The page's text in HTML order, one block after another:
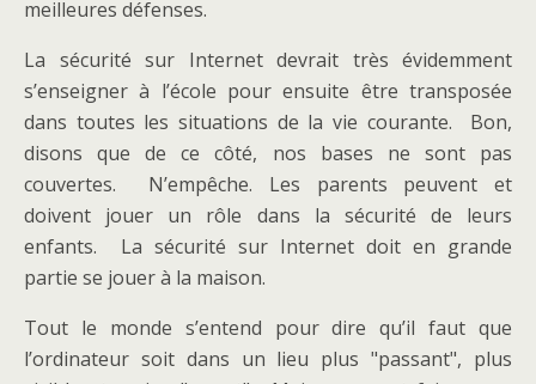
meilleures défenses.
La sécurité sur Internet devrait très évidemment
s’enseigner à l’école pour ensuite être transposée
dans toutes les situations de la vie courante. Bon,
disons que de ce côté, nos bases ne sont pas
couvertes. N’empêche. Les parents peuvent et
doivent jouer un rôle dans la sécurité de leurs
enfants. La sécurité sur Internet doit en grande
partie se jouer à la maison.
Tout le monde s’entend pour dire qu’il faut que
l’ordinateur soit dans un lieu plus "passant", plus